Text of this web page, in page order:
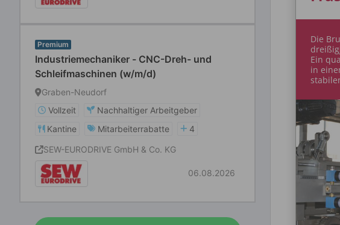
Premium
Industriemechaniker - CNC-Dreh- und
Schleifmaschinen (w/m/d)
Graben-Neudorf
Vollzeit
Nachhaltiger Arbeitgeber
Kantine
Mitarbeiterrabatte
4
SEW-EURODRIVE GmbH & Co. KG
06.08.2026